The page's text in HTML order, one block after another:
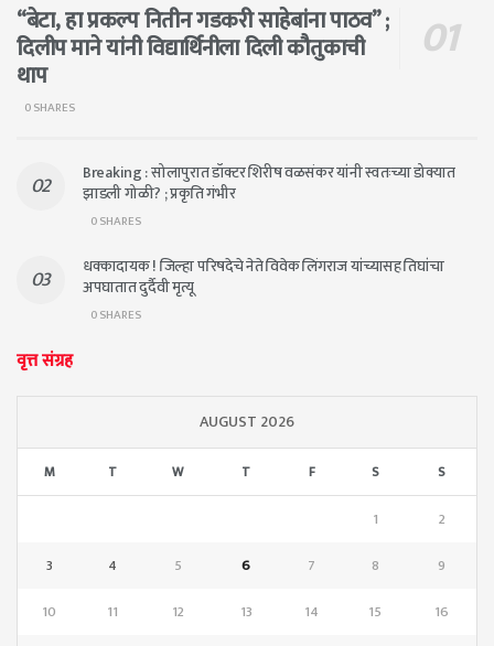
“बेटा, हा प्रकल्प नितीन गडकरी साहेबांना पाठव” ;
दिलीप माने यांनी विद्यार्थिनीला दिली कौतुकाची
थाप
0 SHARES
Breaking : सोलापुरात डॉक्टर शिरीष वळसंकर यांनी स्वतःच्या डोक्यात
झाडली गोळी? ; प्रकृति गंभीर
0 SHARES
धक्कादायक ! जिल्हा परिषदेचे नेते विवेक लिंगराज यांच्यासह तिघांचा
अपघातात दुर्दैवी मृत्यू
0 SHARES
वृत्त संग्रह
AUGUST 2026
M T W T F S S
1
2
3
4 5 6 7 8
9
10
11 12 13 14 15
16